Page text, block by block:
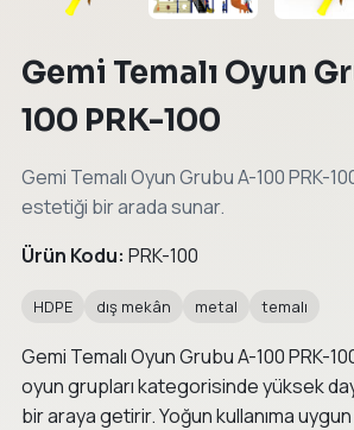
Gemi Temalı Oyun
100 PRK-100
Gemi Temalı Oyun Grubu A-100 PRK-
estetiği bir arada sunar.
Ürün Kodu: PRK-100
HDPE dış mekân metal temalı
Gemi Temalı Oyun Grubu A-100 PRK-
oyun grupları kategorisinde yüksek
bir araya getirir. Yoğun kullanıma uygun